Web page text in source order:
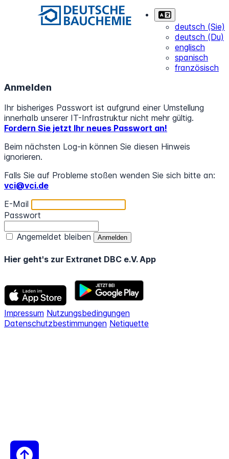
deutsch (Sie)
deutsch (Du)
englisch
spanisch
französisch
Anmelden
Ihr bisheriges Passwort ist aufgrund einer Umstellung
innerhalb unserer IT-Infrastruktur nicht mehr gültig.
Fordern Sie jetzt Ihr neues Passwort an!
Beim nächsten Log-in können Sie diesen Hinweis
ignorieren.
Falls Sie auf Probleme stoßen wenden Sie sich bitte an:
vci@vci.de
E-Mail
Passwort
Angemeldet bleiben
Hier geht's zur Extranet DBC e.V. App
Impressum Nutzungsbedingungen
Datenschutzbestimmungen Netiquette